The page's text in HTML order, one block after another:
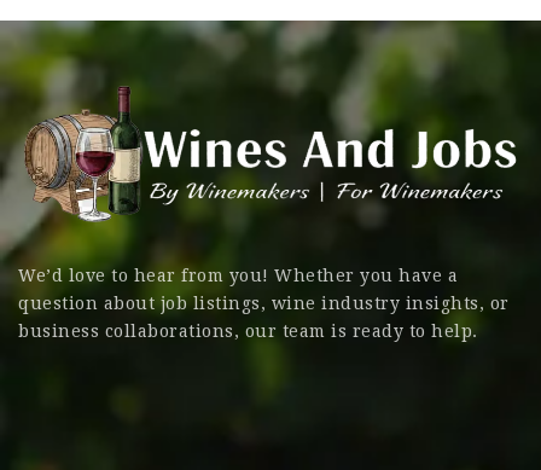
We’d love to hear from you! Whether you have a
question about job listings, wine industry insights, or
business collaborations, our team is ready to help.